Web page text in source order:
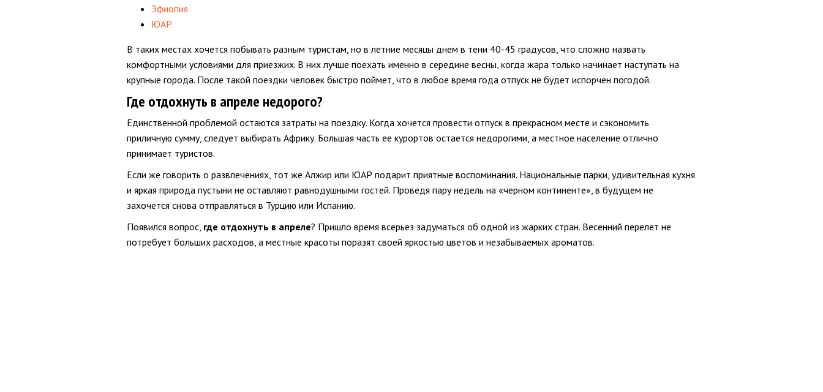
Эфиопия
ЮАР
В таких местах хочется побывать разным туристам, но в летние месяцы днем в тени 40-45 градусов, что сложно назвать
комфортными условиями для приезжих. В них лучше поехать именно в середине весны, когда жара только начинает наступать на
крупные города. После такой поездки человек быстро поймет, что в любое время года отпуск не будет испорчен погодой.
Где отдохнуть в апреле недорого?
Единственной проблемой остаются затраты на поездку. Когда хочется провести отпуск в прекрасном месте и сэкономить
приличную сумму, следует выбирать Африку. Большая часть ее курортов остается недорогими, а местное население отлично
принимает туристов.
Если же говорить о развлечениях, тот же Алжир или ЮАР подарит приятные воспоминания. Национальные парки, удивительная кухня
и яркая природа пустыни не оставляют равнодушными гостей. Проведя пару недель на «черном континенте», в будущем не
захочется снова отправляться в Турцию или Испанию.
Появился вопрос, где отдохнуть в апреле? Пришло время всерьез задуматься об одной из жарких стран. Весенний перелет не
потребует больших расходов, а местные красоты поразят своей яркостью цветов и незабываемых ароматов.